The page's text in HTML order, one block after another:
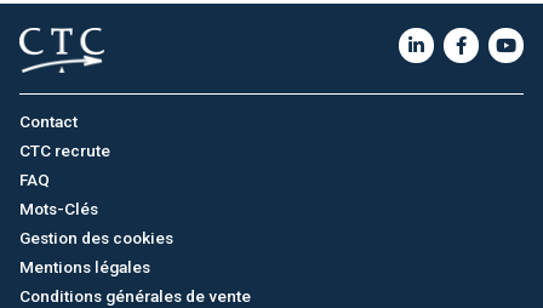
Contact
CTC recrute
FAQ
Mots-Clés
Gestion des cookies
Mentions légales
Conditions générales de vente